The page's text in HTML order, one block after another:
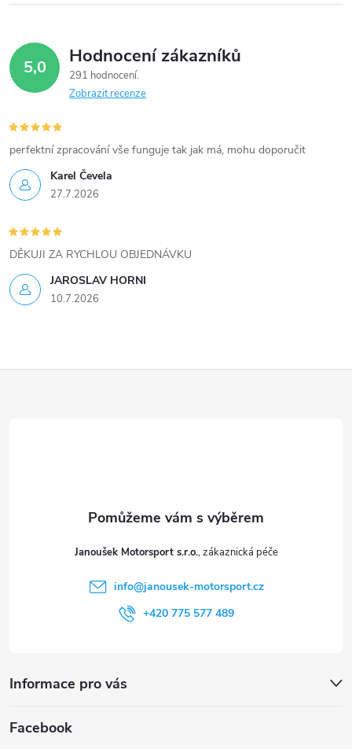
5,0 Hodnocení zákazníků
291 hodnocení
Zobrazit recenze
Karel Čevela
27.7.2026
perfektní zpracování vše funguje tak jak má, mohu doporučit
JAROSLAV HORNI
10.7.2026
DĚKUJI ZA RYCHLOU OBJEDNÁVKU
Janoušek Motorsport s.r.o.
info@janousek-motorsport.cz
+420 775 577 489
Informace pro vás
Facebook